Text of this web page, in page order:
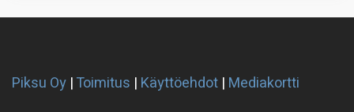
Piksu Oy |Toimitus | Käyttöehdot | Mediakortti